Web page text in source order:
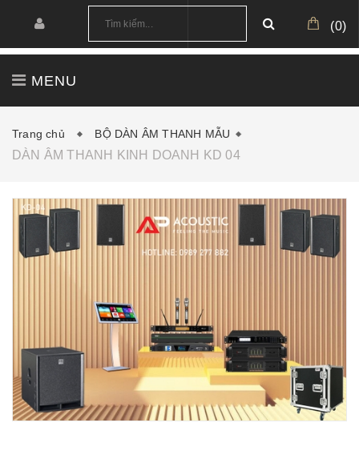
(0)
MENU
GIỚI THIỆU
TIN TỨC DOWNLOAD
Trang chủ BỘ DÀN ÂM THANH MẪU
DÀN ÂM THANH KINH DOANH KD 04